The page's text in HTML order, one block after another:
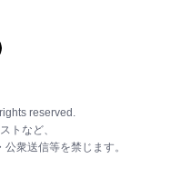
reserved.
トなど、
衆送信等を禁じます。